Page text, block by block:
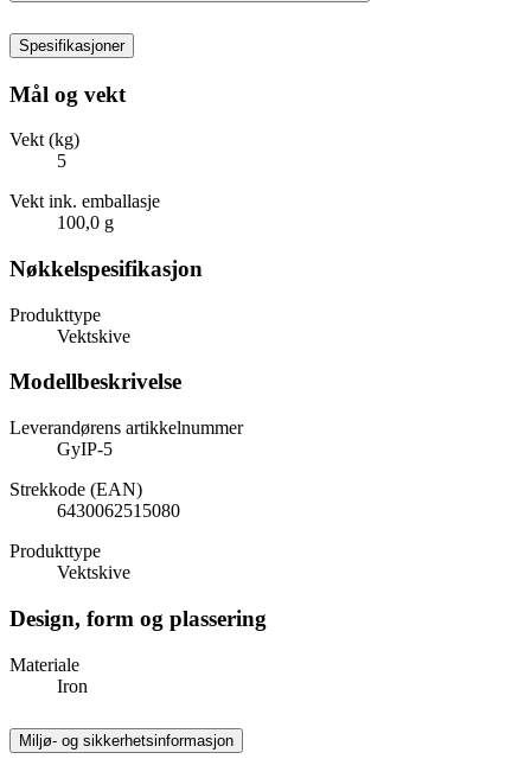
Spesifikasjoner
Mål og vekt
Vekt (kg)
5
Vekt ink. emballasje
100,0 g
Nøkkelspesifikasjon
Produkttype
Vektskive
Modellbeskrivelse
Leverandørens artikkelnummer
GyIP-5
Strekkode (EAN)
6430062515080
Produkttype
Vektskive
Design, form og plassering
Materiale
Iron
Miljø- og sikkerhetsinformasjon